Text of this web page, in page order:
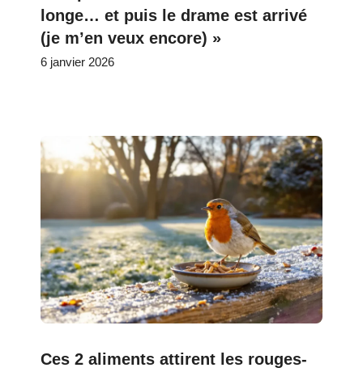
longe… et puis le drame est arrivé
(je m’en veux encore) »
6 janvier 2026
Ces 2 aliments attirent les rouges-